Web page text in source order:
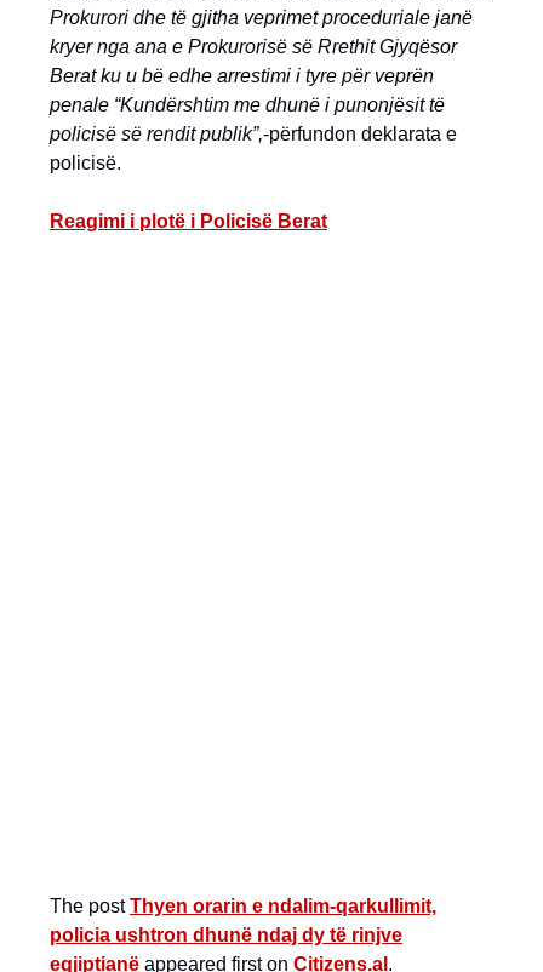
Prokurori dhe të gjitha veprimet proceduriale janë
kryer nga ana e Prokurorisë së Rrethit Gjyqësor
Berat ku u bë edhe arrestimi i tyre për veprën
penale “Kundërshtim me dhunë i punonjësit të
policisë së rendit publik”,-përfundon deklarata e
policisë.
Reagimi i plotë i Policisë Berat
The postThyen orarin e ndalim-qarkullimit,
policia ushtron dhunë ndaj dy të rinjve
egjiptianë appeared first on Citizens.al .